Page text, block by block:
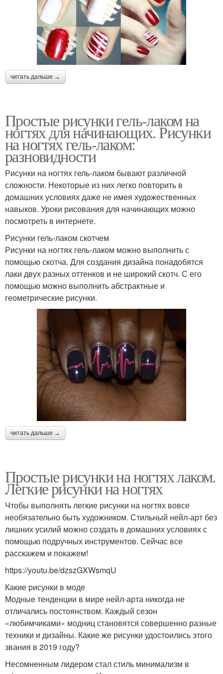
читать дальше →
Простые рисунки гель-лаком на
ногтях для начинающих. Рисунки
на ногтях гель-лаком:
разновидности
Рисунки на ногтях гель-лаком бывают различной
сложности. Некоторые из них легко повторить в
домашних условиях даже не имея художественных
навыков. Уроки рисования для начинающих можно
посмотреть в интернете.
Рисунки гель-лаком скотчем
Рисунки на ногтях гель-лаком можно выполнить с
помощью скотча. Для создания дизайна понадобятся
лаки двух разных оттенков и не широкий скотч. С его
помощью можно выполнить абстрактные и
геометрические рисунки.
читать дальше →
Простые рисунки на ногтях лаком.
Легкие рисунки на ногтях
Чтобы выполнять легкие рисунки на ногтях вовсе
необязательно быть художником. Стильный нейл-арт без
лишних усилий можно создать в домашних условиях с
помощью подручных инструментов. Сейчас все
расскажем и покажем!
https://youtu.be/dzszGXWsmqU
Какие рисунки в моде
Модные тенденции в мире нейл-арта никогда не
отличались постоянством. Каждый сезон
«любимчиками» модниц становятся совершенно разные
техники и дизайны. Какие же рисунки удостоились этого
звания в 2019 году?
Несомненным лидером стал стиль минимализм в